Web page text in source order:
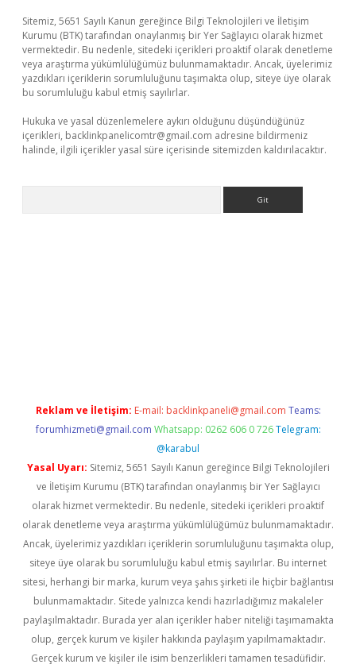
Sitemiz, 5651 Sayılı Kanun gereğince Bilgi Teknolojileri ve İletişim
Kurumu (BTK) tarafından onaylanmış bir Yer Sağlayıcı olarak hizmet
vermektedir. Bu nedenle, sitedeki içerikleri proaktif olarak denetleme
veya araştırma yükümlülüğümüz bulunmamaktadır. Ancak, üyelerimiz
yazdıkları içeriklerin sorumluluğunu taşımakta olup, siteye üye olarak
bu sorumluluğu kabul etmiş sayılırlar.
Hukuka ve yasal düzenlemelere aykırı olduğunu düşündüğünüz
içerikleri, backlinkpanelicomtr@gmail.com adresine bildirmeniz
halinde, ilgili içerikler yasal süre içerisinde sitemizden kaldırılacaktır.
Reklam ve İletişim: E-mail: backlinkpaneli@gmail.com Teams:
forumhizmeti@gmail.com Whatsapp: 0262 606 0 726 Telegram:
@karabul
Yasal Uyarı: Sitemiz, 5651 Sayılı Kanun gereğince Bilgi Teknolojileri
ve İletişim Kurumu (BTK) tarafından onaylanmış bir Yer Sağlayıcı
olarak hizmet vermektedir. Bu nedenle, sitedeki içerikleri proaktif
olarak denetleme veya araştırma yükümlülüğümüz bulunmamaktadır.
Ancak, üyelerimiz yazdıkları içeriklerin sorumluluğunu taşımakta olup,
siteye üye olarak bu sorumluluğu kabul etmiş sayılırlar. Bu internet
sitesi, herhangi bir marka, kurum veya şahıs şirketi ile hiçbir bağlantısı
bulunmamaktadır. Sitede yalnızca kendi hazırladığımız makaleler
paylaşılmaktadır. Burada yer alan içerikler haber niteliği taşımamakta
olup, gerçek kurum ve kişiler hakkında paylaşım yapılmamaktadır.
Gerçek kurum ve kişiler ile isim benzerlikleri tamamen tesadüfidir.